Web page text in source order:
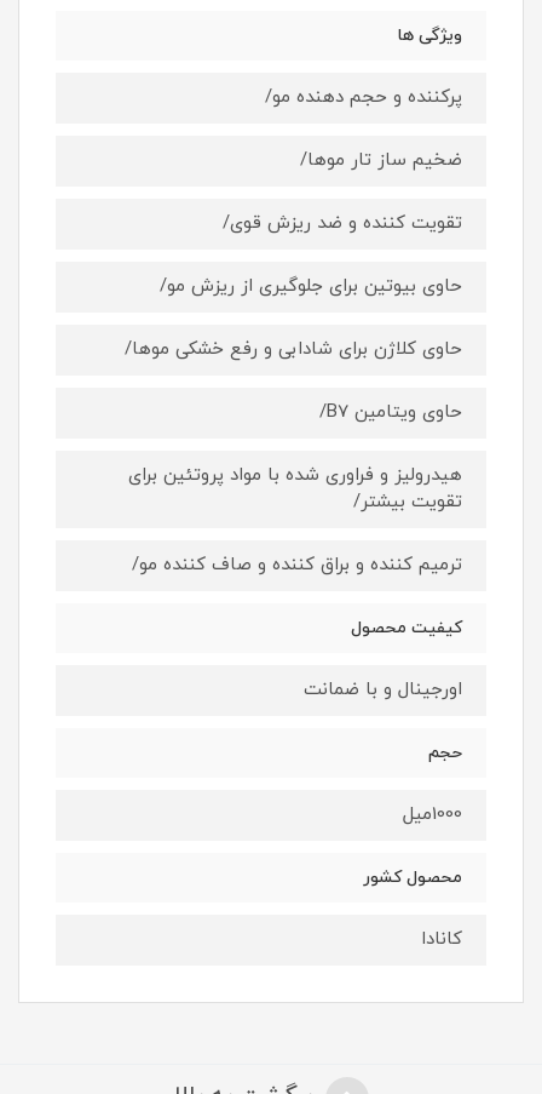
ویژگی ها
پرکننده و حجم دهنده مو/
ضخیم ساز تار موها/
تقویت کننده و ضد ریزش قوی/
حاوی بیوتین برای جلوگیری از ریزش مو/
حاوی کلاژن برای شادابی و رفع خشکی موها/
حاوی ویتامین B7/
هیدرولیز و فراوری شده با مواد پروتئین برای
تقویت بیشتر/
ترمیم کننده و براق کننده و صاف کننده مو/
کیفیت محصول
اورجینال و با ضمانت
حجم
1000میل
محصول کشور
کانادا